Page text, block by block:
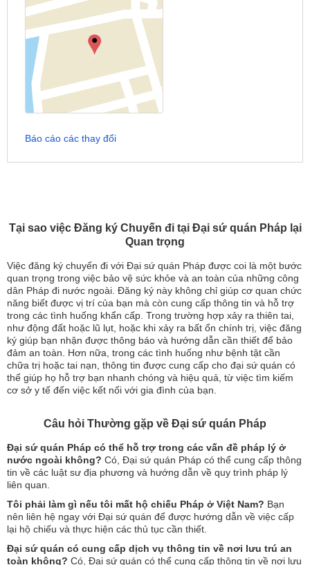
Tại sao việc Đăng ký Chuyến đi tại Đại sứ quán Pháp lại
Quan trọng
Việc đăng ký chuyến đi với Đại sứ quán Pháp được coi là một bước
quan trọng trong việc bảo vệ sức khỏe và an toàn của những công
dân Pháp đi nước ngoài. Đăng ký này không chỉ giúp cơ quan chức
năng biết được vị trí của bạn mà còn cung cấp thông tin và hỗ trợ
trong các tình huống khẩn cấp. Trong trường hợp xảy ra thiên tai,
như động đất hoặc lũ lụt, hoặc khi xảy ra bất ổn chính trị, việc đăng
ký giúp bạn nhận được thông báo và hướng dẫn cần thiết để bảo
đảm an toàn. Hơn nữa, trong các tình huống như bệnh tật cần
chữa trị hoặc tai nạn, thông tin được cung cấp cho đại sứ quán có
thể giúp họ hỗ trợ bạn nhanh chóng và hiệu quả, từ việc tìm kiếm
cơ sở y tế đến việc kết nối với gia đình của bạn.
Câu hỏi Thường gặp về Đại sứ quán Pháp
Đại sứ quán Pháp có thể hỗ trợ trong các vấn đề pháp lý ở
nước ngoài không? Có, Đại sứ quán Pháp có thể cung cấp thông
tin về các luật sư địa phương và hướng dẫn về quy trình pháp lý
liên quan.
Tôi phải làm gì nếu tôi mất hộ chiếu Pháp ở Việt Nam? Bạn
nên liên hệ ngay với Đại sứ quán để được hướng dẫn về việc cấp
lại hộ chiếu và thực hiện các thủ tục cần thiết.
Đại sứ quán có cung cấp dịch vụ thông tin về nơi lưu trú an
toàn không? Có, Đại sứ quán có thể cung cấp thông tin về nơi lưu
Báo cáo các thay đổi